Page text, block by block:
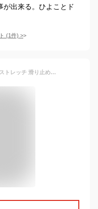
が出来る。ひよことド
(1件) >
(ソウビエン) 足袋 こども ソックス ストレッチ 滑り止め付き 足袋ソックス 子供 七五三 日本製 白 女児 男児 スリップ止 tabi341k 15~16cm